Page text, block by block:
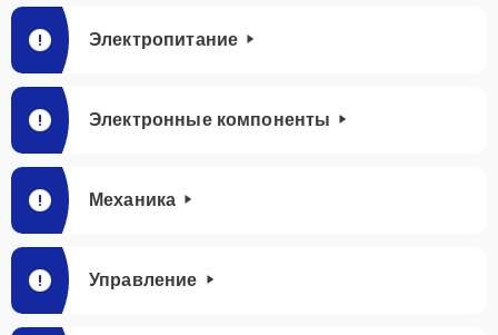
Электропитание
Электронные компоненты
Механика
Управление